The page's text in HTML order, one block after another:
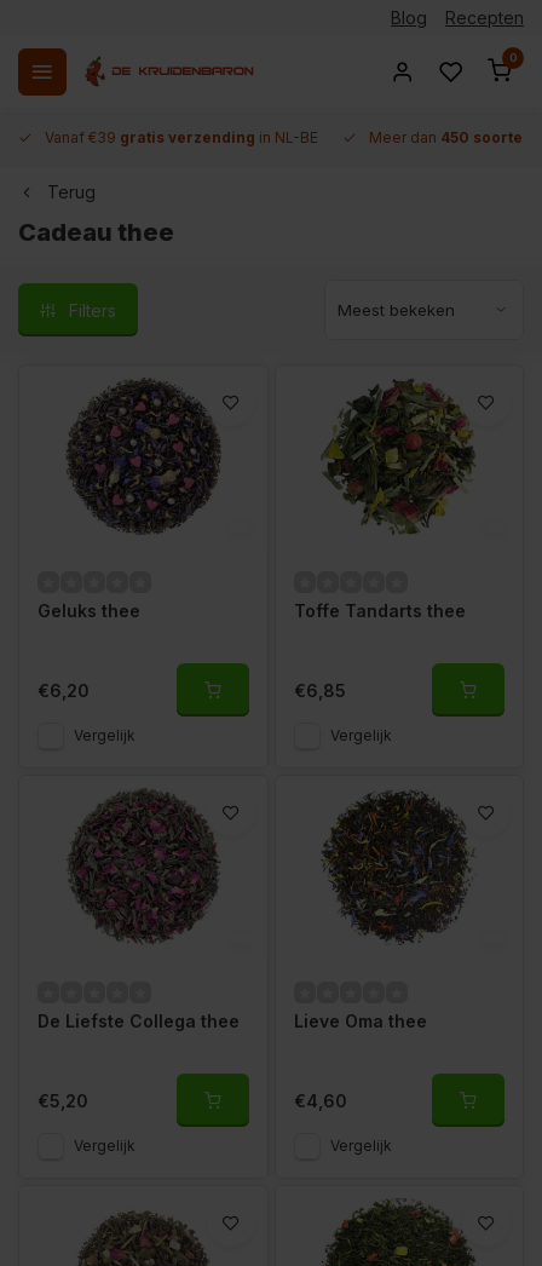
Blog Recepten
0
Vanaf €39 gratis verzending in NL-BE Meer dan 450 soorten
Terug
Cadeau thee
Filters
Geluks thee
€6,20
Vergelijk
Toffe Tandarts thee
€6,85
Vergelijk
De Liefste Collega thee
€5,20
Vergelijk
Lieve Oma thee
€4,60
Vergelijk